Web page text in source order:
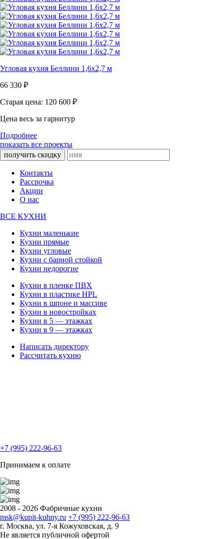
Угловая кухня Беллини 1,6х2,7 м
66 330 ₽
Старая цена: 120 600 ₽
Цена весь за гарнитур
Подробнее
показать все проекты
получить скидку
Контакты
Рассрочка
Акции
О нас
ВСЕ КУХНИ
Кухни маленькие
Кухни прямые
Кухни угловые
Кухни с барной стойкой
Кухни недорогие
Кухни в пленке ПВХ
Кухни в пластике HPL
Кухни в шпоне и массиве
Кухни в новостройках
Кухни в 5 — этажках
Кухни в 9 — этажках
Написать директору
Рассчитать кухню
+7 (995) 222-96-63
Принимаем к оплате
2008 - 2026 Фабричные кухни
msk@kupit-kuhny.ru +7 (995) 222-96-63
г. Москва, ул. 7-я Кожуховская, д. 9
Не является публичной офертой